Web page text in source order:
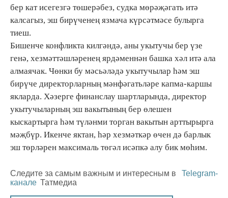
бер кат исегезгә төшерәбез, судка мөрәҗәгать итә
калсагыз, эш бирүченең язмача күрсәтмәсе булырга
тиеш.
Бишенче конфликта килгәндә, аны укытучы бер үзе
генә, хезмәттәшләренең ярдәменнән башка хәл итә ала
алмаячак. Чөнки бу мәсьәләдә укытучылар һәм эш
бирүче директорларның мәнфәгатьләре капма-каршы
якларда. Хәзерге финанслау шартларында, директор
укытучыларның эш вакытының бер өлешен
кыскартырга һәм түләнми торган вакытын арттырырга
мәҗбүр. Икенче яктан, һәр хезмәткәр өчен дә барлык
эш төрләрен максималь төгәл исәпкә алу бик мөһим.
Следите за самым важным и интересным в
Telegram-
канале Татмедиа